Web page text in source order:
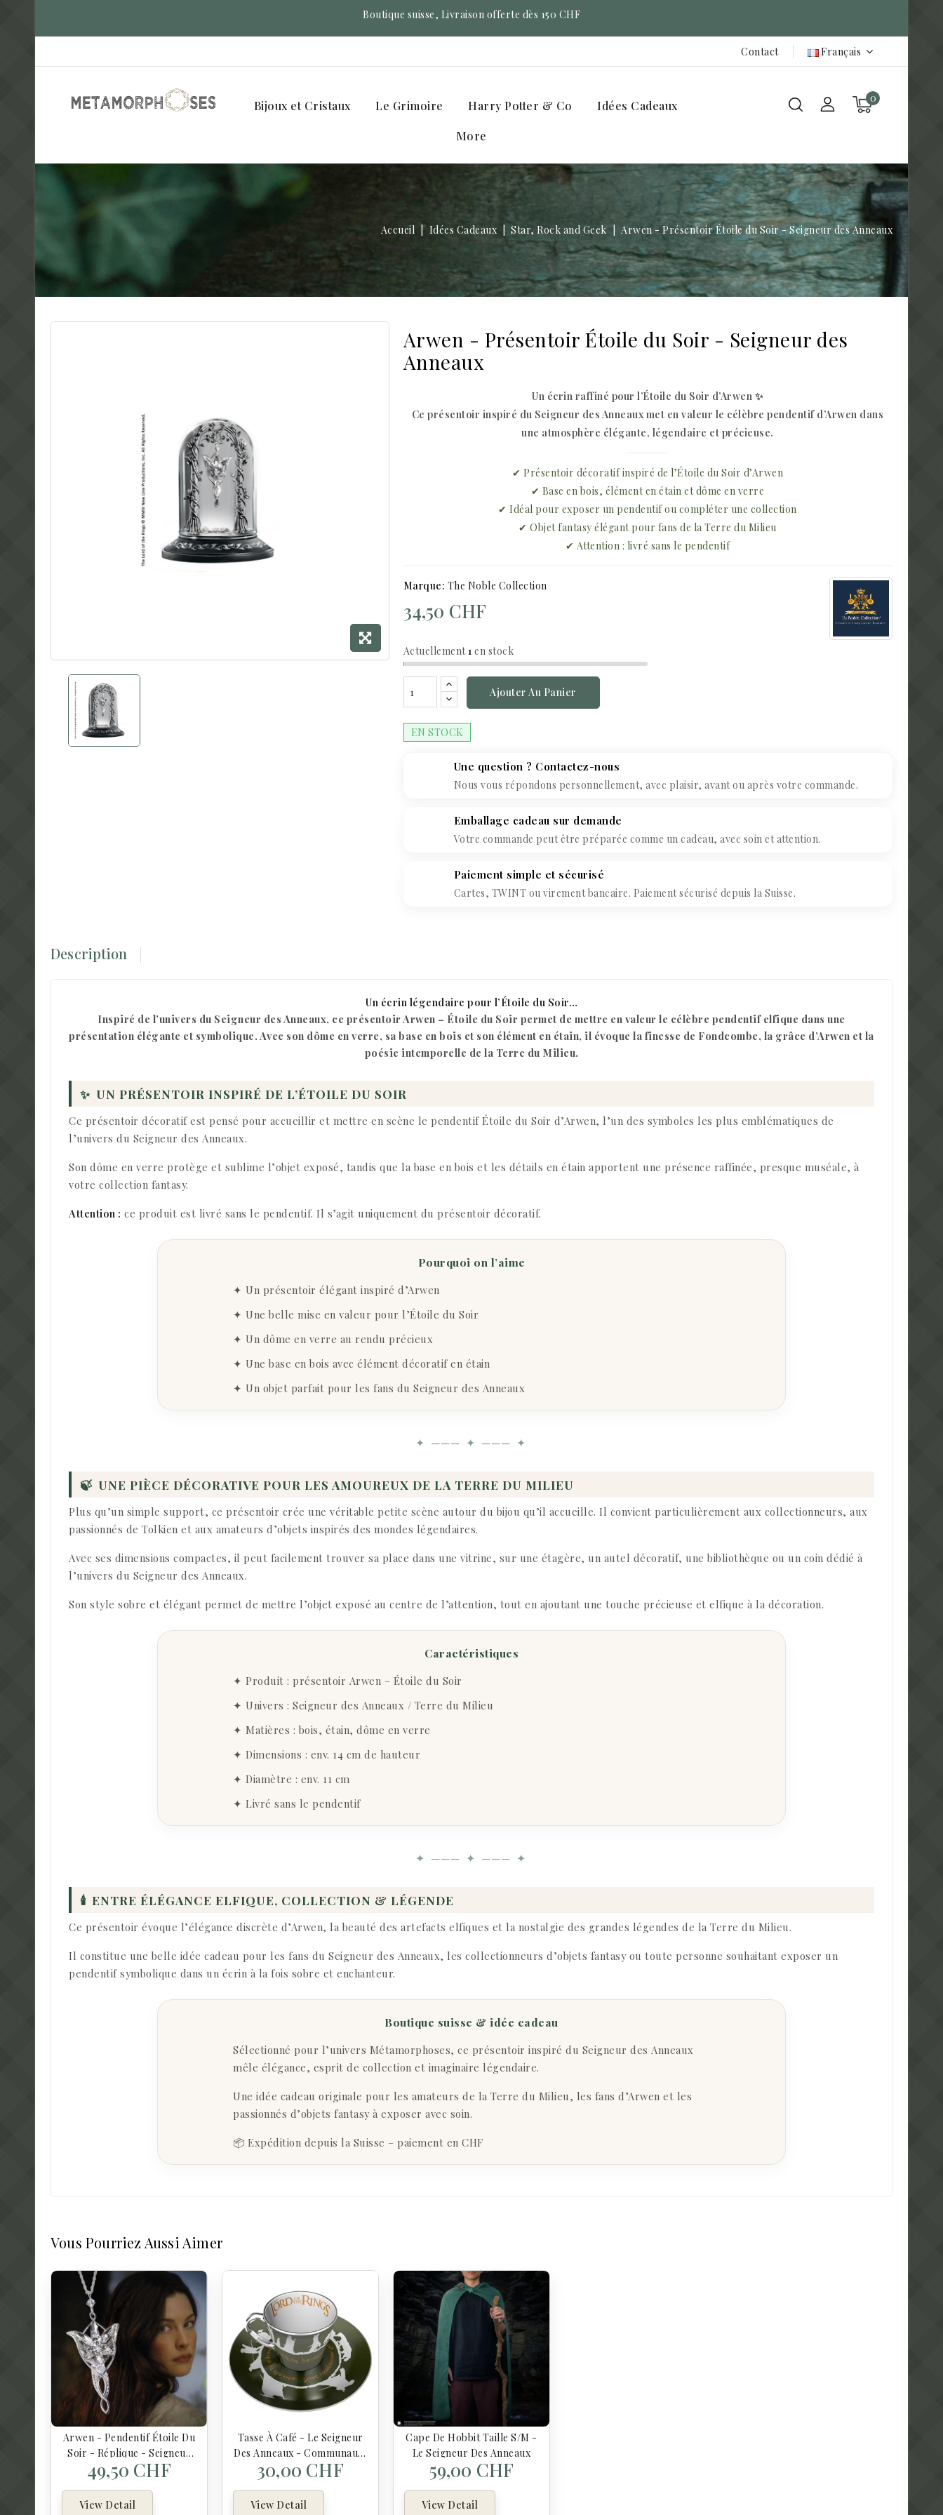
Boutique suisse, Livraison offerte dès 150 CHF
Contact Français
0
Bijoux et Cristaux Le Grimoire Harry Potter & Co Idées Cadeaux
More
Accueil Idées Cadeaux Star, Rock and Geek Arwen - Présentoir Étoile du Soir - Seigneur des Anneaux
Arwen - Présentoir Étoile du Soir - Seigneur des
Anneaux
Un écrin raffiné pour l’Étoile du Soir d’Arwen ✨
Ce présentoir inspiré du Seigneur des Anneaux met en valeur le célèbre pendentif d’Arwen dans
une atmosphère élégante, légendaire et précieuse.
✔ Présentoir décoratif inspiré de l’Étoile du Soir d’Arwen
✔ Base en bois, élément en étain et dôme en verre
✔ Idéal pour exposer un pendentif ou compléter une collection
✔ Objet fantasy élégant pour fans de la Terre du Milieu
✔ Attention : livré sans le pendentif
Marque: The Noble Collection
Actuellement1 en stock
34,50 CHF
Ajouter Au Panier
EN STOCK
Une question ? Contactez-nous
Nous vous répondons personnellement, avec plaisir, avant ou après votre commande.
Emballage cadeau sur demande
Votre commande peut être préparée comme un cadeau, avec soin et attention.
Paiement simple et sécurisé
Cartes, TWINT ou virement bancaire. Paiement sécurisé depuis la Suisse.
Description
Un écrin légendaire pour l’Étoile du Soir…
Inspiré de l’univers du Seigneur des Anneaux, ce présentoir Arwen – Étoile du Soir permet de mettre en valeur le célèbre pendentif elfique dans une
présentation élégante et symbolique. Avec son dôme en verre, sa base en bois et son élément en étain, il évoque la finesse de Fondcombe, la grâce d’Arwen et la
poésie intemporelle de la Terre du Milieu.
✨ UN PRÉSENTOIR INSPIRÉ DE L’ÉTOILE DU SOIR
Ce présentoir décoratif est pensé pour accueillir et mettre en scène le pendentif Étoile du Soir d’Arwen, l’un des symboles les plus emblématiques de
l’univers du Seigneur des Anneaux.
Son dôme en verre protège et sublime l’objet exposé, tandis que la base en bois et les détails en étain apportent une présence raffinée, presque muséale, à
votre collection fantasy.
Attention : ce produit est livré sans le pendentif. Il s’agit uniquement du présentoir décoratif.
Pourquoi on l’aime
✦ Un présentoir élégant inspiré d’Arwen
✦ Une belle mise en valeur pour l’Étoile du Soir
✦ Un dôme en verre au rendu précieux
✦ Une base en bois avec élément décoratif en étain
✦ Un objet parfait pour les fans du Seigneur des Anneaux
✦ ─── ✦ ─── ✦
🍃 UNE PIÈCE DÉCORATIVE POUR LES AMOUREUX DE LA TERRE DU MILIEU
Plus qu’un simple support, ce présentoir crée une véritable petite scène autour du bijou qu’il accueille. Il convient particulièrement aux collectionneurs, aux
passionnés de Tolkien et aux amateurs d’objets inspirés des mondes légendaires.
Avec ses dimensions compactes, il peut facilement trouver sa place dans une vitrine, sur une étagère, un autel décoratif, une bibliothèque ou un coin dédié à
l’univers du Seigneur des Anneaux.
Son style sobre et élégant permet de mettre l’objet exposé au centre de l’attention, tout en ajoutant une touche précieuse et elfique à la décoration.
Caractéristiques
✦ Produit : présentoir Arwen – Étoile du Soir
✦ Univers : Seigneur des Anneaux / Terre du Milieu
✦ Matières : bois, étain, dôme en verre
✦ Dimensions : env. 14 cm de hauteur
✦ Diamètre : env. 11 cm
✦ Livré sans le pendentif
✦ ─── ✦ ─── ✦
🕯 ENTRE ÉLÉGANCE ELFIQUE, COLLECTION & LÉGENDE
Ce présentoir évoque l’élégance discrète d’Arwen, la beauté des artefacts elfiques et la nostalgie des grandes légendes de la Terre du Milieu.
Il constitue une belle idée cadeau pour les fans du Seigneur des Anneaux, les collectionneurs d’objets fantasy ou toute personne souhaitant exposer un
pendentif symbolique dans un écrin à la fois sobre et enchanteur.
Boutique suisse & idée cadeau
Sélectionné pour l’univers Métamorphoses, ce présentoir inspiré du Seigneur des Anneaux
mêle élégance, esprit de collection et imaginaire légendaire.
Une idée cadeau originale pour les amateurs de la Terre du Milieu, les fans d’Arwen et les
passionnés d’objets fantasy à exposer avec soin.
📦 Expédition depuis la Suisse – paiement en CHF
Vous Pourriez Aussi Aimer
Arwen - Pendentif Étoile Du
Soir - Réplique - Seigneur
Des Anneaux
49,50 CHF
View Detail
Tasse À Café - Le Seigneur
Des Anneaux - Communauté
De L'Anneau
30,00 CHF
View Detail
Cape De Hobbit Taille S/M -
Le Seigneur Des Anneaux
59,00 CHF
View Detail